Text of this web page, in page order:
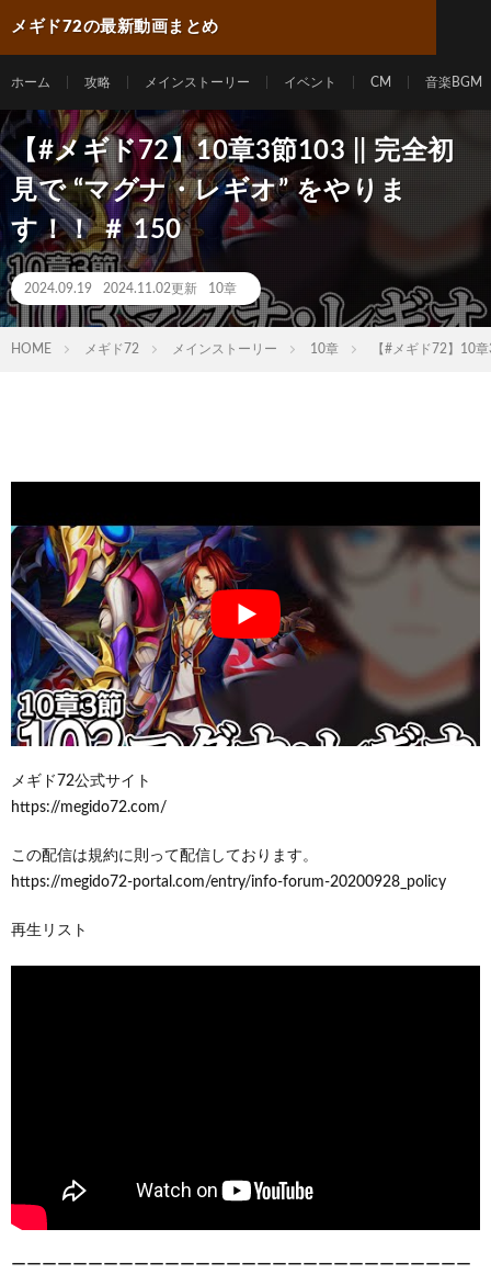
メギド72の最新動画まとめ
ホーム 攻略 メインストーリー イベント CM 音楽BGM
【#メギド72】10章3節103 || 完全初
見で “マグナ・レギオ” をやりま
す！！ ＃ 150
2024.09.19 2024.11.02更新 10章
HOME メギド72 メインストーリー 10章 【#メギド72】10
メギド72公式サイト
https://megido72.com/
この配信は規約に則って配信しております。
https://megido72-portal.com/entry/info-forum-20200928_policy
再生リスト
ーーーーーーーーーーーーーーーーーーーーーーーーーーーーーー